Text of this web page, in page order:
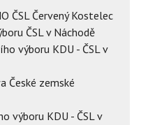
ČSL Červený Kostelec
ČSL v Náchodě
výboru KDU - ČSL v
České zemské
výboru KDU - ČSL v